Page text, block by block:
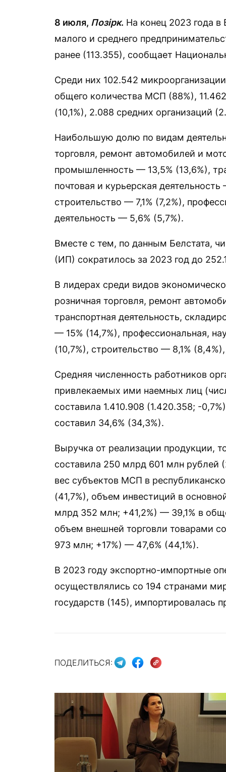
8 июля, Позірк. На конец 2023 года в
малого и среднего
ранее (113.355), сообщает
Среди них 102.542
общего количества МСП (88%),
(10,1%), 2.088 средних организаций
Наибольшую долю по видам
торговля, ремонт автомобилей и
промышленность — 13,5% (13,6%),
почтовая и курьерская
строительство — 7,1% (7,2%),
деятельность — 5,6% (5,7%).
Вместе с тем, по данным Белстата,
(ИП) сократилось за 2023 год до
В лидерах среди видов
розничная торговля, ремонт
транспортная деятельность,
— 15% (14,7%), профессиональная,
(10,7%), строительство — 8,1%
Средняя численность работников
привлекаемых ими наемных лиц
составила 1.410.908 (1.420.358; -
составил 34,6% (34,3%).
Выручка от реализации продукции,
составила 250 млрд 601 млн
вес субъектов МСП в
(41,7%), объем инвестиций в
млрд 352 млн; +41,2%) — 39,1% в
объем внешней торговли товарами
973 млн; +17%) — 47,6% (44,1%).
В 2023 году экспортно-импортные
осуществлялись со 194 странами
государств (145), импортировалась
ПОДЕЛИТЬСЯ: